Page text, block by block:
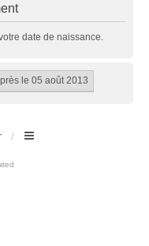
date de naissance.